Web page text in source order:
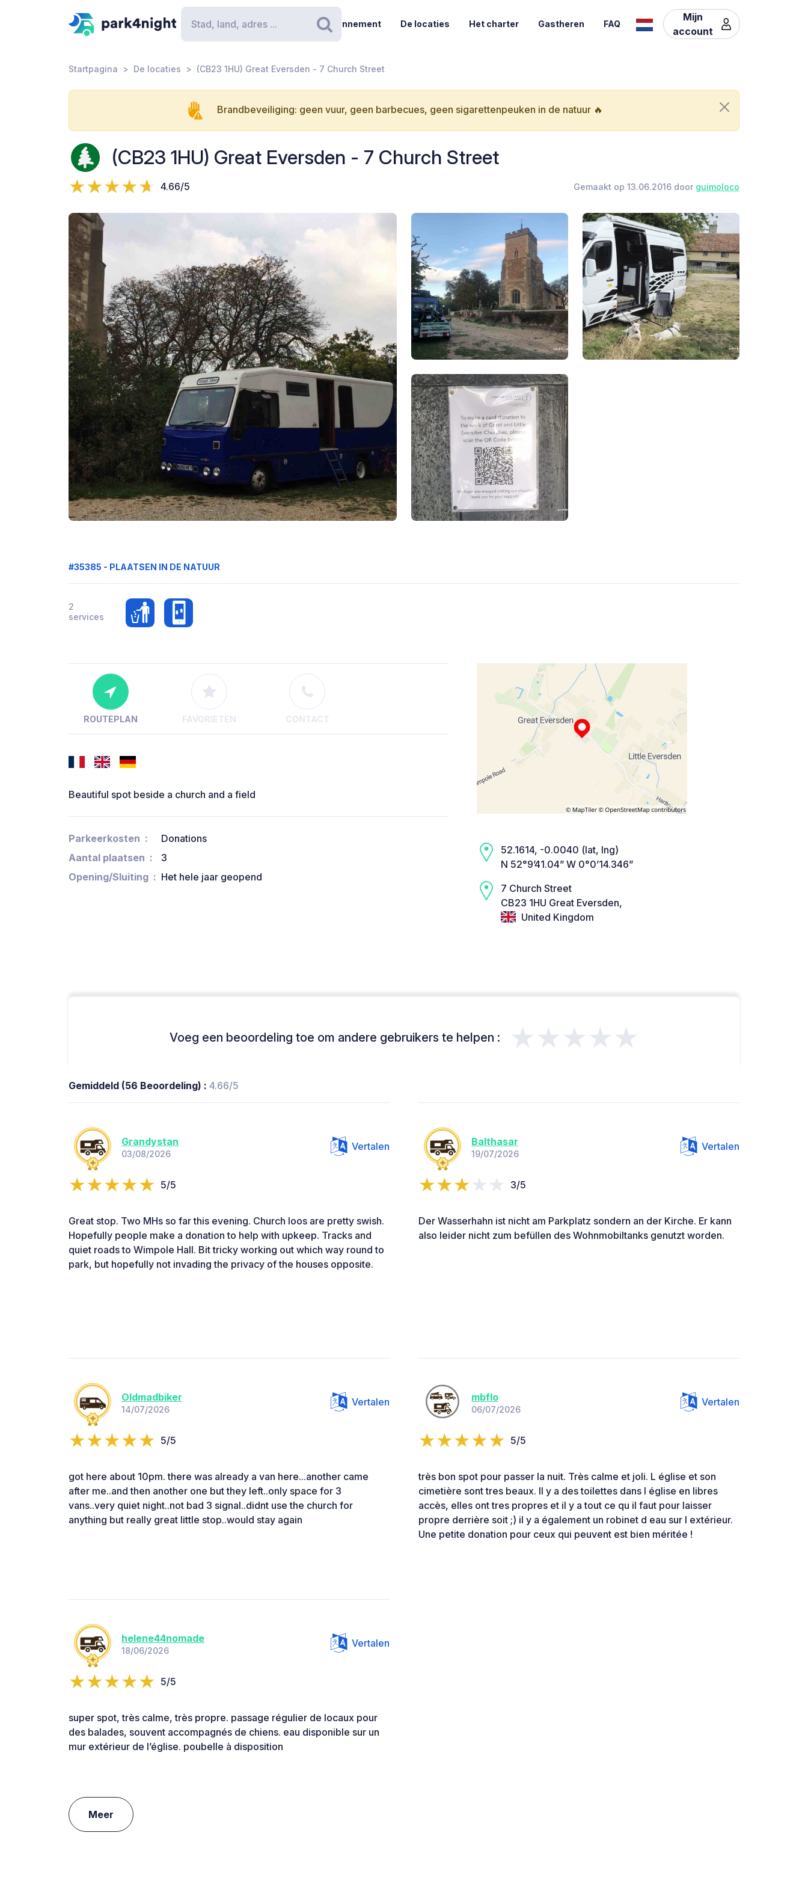
Zoeken
Abonnement De locaties Het charter Gastheren FAQ
Mijn
account
Startpagina De locaties (CB23 1HU) Great Eversden - 7 Church Street
Brandbeveiliging: geen vuur, geen barbecues, geen sigarettenpeuken in de natuur 🔥
(CB23 1HU) Great Eversden - 7 Church Street
4.66/5 Gemaakt op 13.06.2016 door guimoloco
#35385 - PLAATSEN IN DE NATUUR
2
services
ROUTEPLAN FAVORIETEN CONTACT
Beautiful spot beside a church and a field
Parkeerkosten
Donations
Aantal plaatsen
3
Opening/Sluiting
Het hele jaar geopend
52.1614, -0.0040 (lat, lng)
N 52°9’41.04” W 0°0’14.346”
7 Church Street
CB23 1HU Great Eversden,
United Kingdom
Voeg een beoordeling toe om andere gebruikers te helpen : ★★★★★
Gemiddeld (56 Beoordeling) : 4.66/5
Grandystan
03/08/2026
Vertalen
5/5
Great stop. Two MHs so far this evening. Church loos are pretty swish.
Hopefully people make a donation to help with upkeep. Tracks and
quiet roads to Wimpole Hall. Bit tricky working out which way round to
park, but hopefully not invading the privacy of the houses opposite.
Balthasar
19/07/2026
Vertalen
3/5
Der Wasserhahn ist nicht am Parkplatz sondern an der Kirche. Er kann
also leider nicht zum befüllen des Wohnmobiltanks genutzt worden.
Oldmadbiker
14/07/2026
Vertalen
5/5
got here about 10pm. there was already a van here...another came
after me..and then another one but they left..only space for 3
vans..very quiet night..not bad 3 signal..didnt use the church for
anything but really great little stop..would stay again
mbflo
06/07/2026
Vertalen
5/5
très bon spot pour passer la nuit. Très calme et joli. L église et son
cimetière sont tres beaux. Il y a des toilettes dans l église en libres
accès, elles ont tres propres et il y a tout ce qu il faut pour laisser
propre derrière soit ;) il y a également un robinet d eau sur l extérieur.
Une petite donation pour ceux qui peuvent est bien méritée !
helene44nomade
18/06/2026
Vertalen
5/5
super spot, très calme, très propre. passage régulier de locaux pour
des balades, souvent accompagnés de chiens. eau disponible sur un
mur extérieur de l’église. poubelle à disposition
Meer